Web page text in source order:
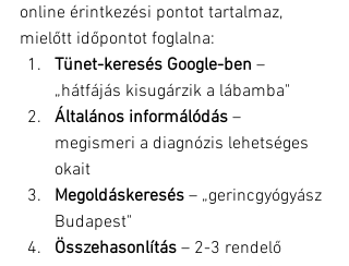
online érintkezési pontot tartalmaz,
mielőtt időpontot foglalna:
Tünet-keresés Google-ben –
„hátfájás kisugárzik a lábamba"
Általános informálódás –
megismeri a diagnózis lehetséges
okait
Megoldáskeresés – „gerincgyógyász
Budapest"
Összehasonlítás – 2-3 rendelő